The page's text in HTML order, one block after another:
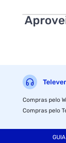
Compras pelo
Compras pelo